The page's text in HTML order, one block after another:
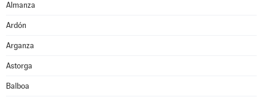
Almanza
Ardón
Arganza
Astorga
Balboa